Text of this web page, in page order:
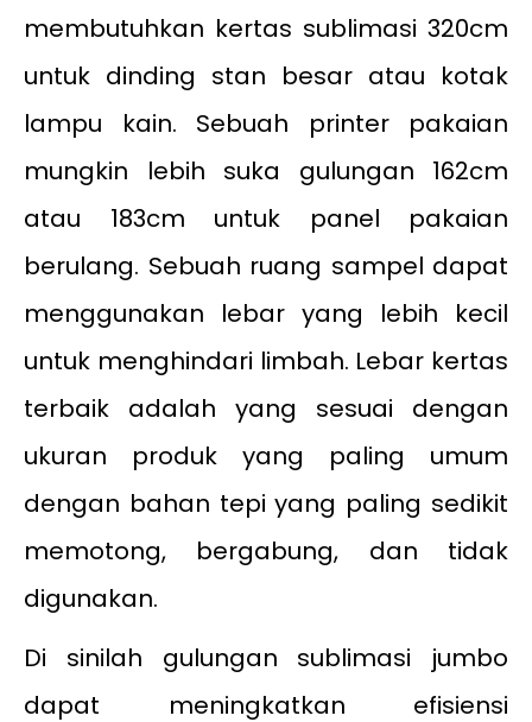
membutuhkan kertas sublimasi 320cm
untuk dinding stan besar atau kotak
lampu kain. Sebuah printer pakaian
mungkin lebih suka gulungan 162cm
atau 183cm untuk panel pakaian
berulang. Sebuah ruang sampel dapat
menggunakan lebar yang lebih kecil
untuk menghindari limbah. Lebar kertas
terbaik adalah yang sesuai dengan
ukuran produk yang paling umum
dengan bahan tepi yang paling sedikit
memotong, bergabung, dan tidak
digunakan.
Di sinilah gulungan sublimasi jumbo
dapat meningkatkan efisiensi